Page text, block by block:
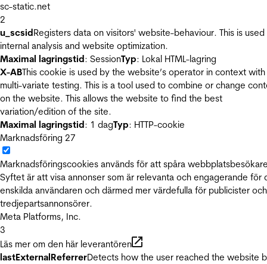
sc-static.net
2
u_scsidRegisters data on visitors' website-behaviour. This is
internal analysis and website optimization.
Maximal lagringstid: SessionTyp: Lokal HTML-lagring
X-ABThis cookie is used by the website’s operator in context with
multi-variate testing. This is a tool used to combine or change
on the website. This allows the website to find the best
variation/edition of the site.
Maximal lagringstid: 1 dagTyp: HTTP-cookie
Marknadsföring 27
Marknadsföringscookies används för att spåra
Syftet är att visa annonser som är relevanta och engagerande för
enskilda användaren och därmed mer värdefulla för publicister och
tredjepartsannonsörer.
Meta Platforms, Inc.
3
Läs mer om den här leverantören
lastExternalReferrerDetects how the user reached the website